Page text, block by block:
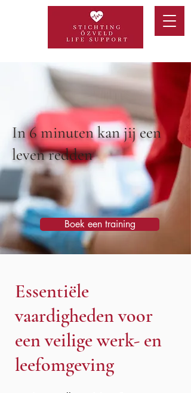
In 6 minuten kan jij een
leven redden
Boek een training
Essentiële
vaardigheden voor
een veilige werk- en
leefomgeving